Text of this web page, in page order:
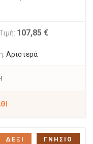
107,85 €
Αριστερά
ΔΕΞΙ ΓΝΗΣΙΟ